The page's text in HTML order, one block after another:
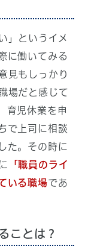
」というイメ
に働いてみる
見もしっかり
場だと感じて
育児休業を申
で上司に相談
た。その時に
「職員のライ
いる職場であ
ことは？